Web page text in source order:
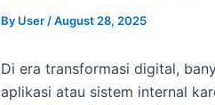
By User /August 28, 2025
Di era transformasi digital,
aplikasi atau sistem internal